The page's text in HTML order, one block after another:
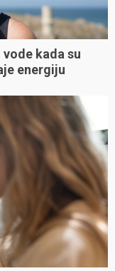
kada su
energiju